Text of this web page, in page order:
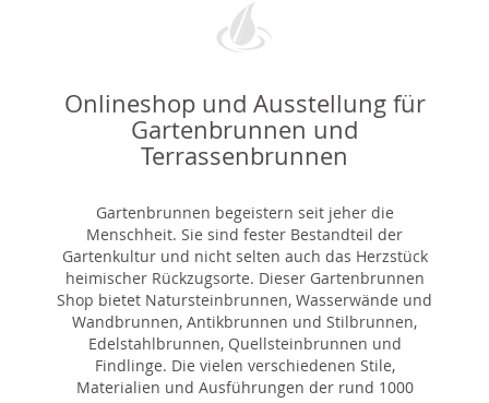
Onlineshop und Ausstellung für
Gartenbrunnen und
Terrassenbrunnen
Gartenbrunnen begeistern seit jeher die
Menschheit. Sie sind fester Bestandteil der
Gartenkultur und nicht selten auch das Herzstück
heimischer Rückzugsorte. Dieser Gartenbrunnen
Shop bietet Natursteinbrunnen, Wasserwände und
Wandbrunnen, Antikbrunnen und Stilbrunnen,
Edelstahlbrunnen, Quellsteinbrunnen und
Findlinge. Die vielen verschiedenen Stile,
Materialien und Ausführungen der rund 1000